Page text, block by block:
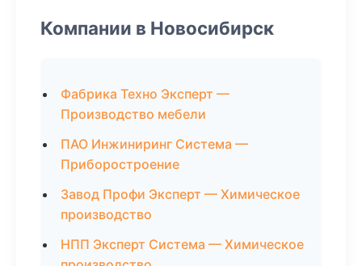
Компании в Новосибирск
Фабрика Техно Эксперт —
Производство мебели
ПАО Инжиниринг Система —
Приборостроение
Завод Профи Эксперт — Химическое
производство
НПП Эксперт Система — Химическое